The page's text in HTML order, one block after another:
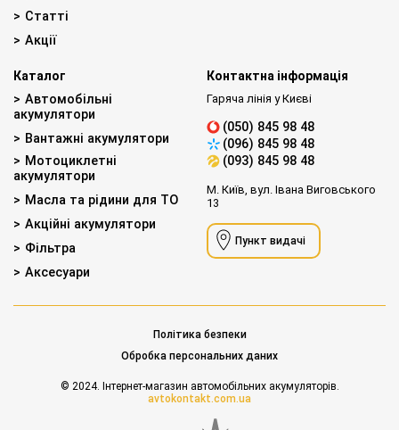
Статті
Акції
Каталог
Автомобільні
акумулятори
Вантажні акумулятори
Мотоциклетні
акумулятори
Масла та рідини для ТО
Акційні акумулятори
Фільтра
Аксесуари
Контактна інформація
Гаряча лінія у Києві
(050) 845 98 48
(096) 845 98 48
(093) 845 98 48
М. Київ, вул. Івана Виговського
13
Пункт видачі
Політика безпеки
Обробка персональних даних
© 2024. Інтернет-магазин автомобільних акумуляторів.
avtokontakt.com.ua